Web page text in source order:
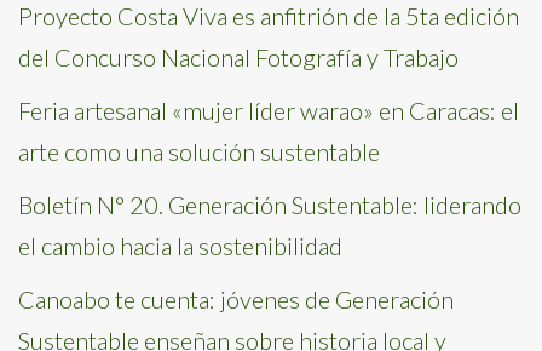
Proyecto Costa Viva es anfitrión de la 5ta edición
del Concurso Nacional Fotografía y Trabajo
Feria artesanal «mujer líder warao» en Caracas: el
arte como una solución sustentable
Boletín N° 20. Generación Sustentable: liderando
el cambio hacia la sostenibilidad
Canoabo te cuenta: jóvenes de Generación
Sustentable enseñan sobre historia local y